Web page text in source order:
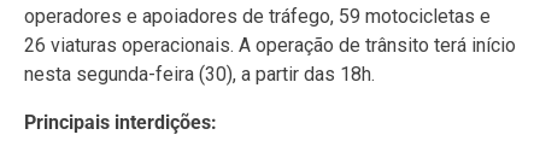
operadores e apoiadores de tráfego, 59 motocicletas e
26 viaturas operacionais. A operação de trânsito terá início
nesta segunda-feira (30), a partir das 18h.
Principais interdições: